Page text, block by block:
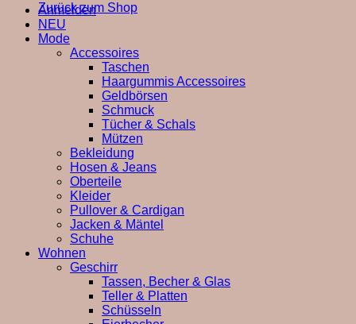
Zurück zum Shop
Anmelden
NEU
Mode
Accessoires
Taschen
Haargummis Accessoires
Geldbörsen
Schmuck
Tücher & Schals
Mützen
Bekleidung
Hosen & Jeans
Oberteile
Kleider
Pullover & Cardigan
Jacken & Mäntel
Schuhe
Wohnen
Geschirr
Tassen, Becher & Glas
Teller & Platten
Schüsseln